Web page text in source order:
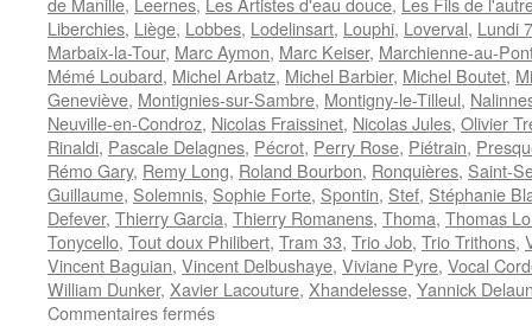
Liberchies, Liège, Lobbes, Lodelinsart, Louphi, Loverval, Lundi
Marbaix-la-Tour, Marc Aymon, Marc Keiser, Marchienne-au-
Mémé Loubard, Michel Arbatz, Michel Barbier, Michel Boutet,
Geneviève, Montignies-sur-Sambre, Montigny-le-Tilleul,
Neuville-en-Condroz, Nicolas Fraissinet, Nicolas Jules, Olivier
Rinaldi, Pascale Delagnes, Pécrot, Perry Rose, Piétrain,
Rémo Gary, Remy Long, Roland Bourbon, Ronquières, Saint-
Guillaume, Solemnis, Sophie Forte, Spontin, Stef, Stéphanie
Defever, Thierry Garcia, Thierry Romanens, Thoma, Thomas
Tonycello, Tout doux Philibert, Tram 33, Trio Job, Trio Trithons,
Vincent Baguian, Vincent Delbushaye, Viviane Pyre, Vocal
William Dunker, Xavier Lacouture, Xhandelesse, Yannick
Commentaires ferméssur